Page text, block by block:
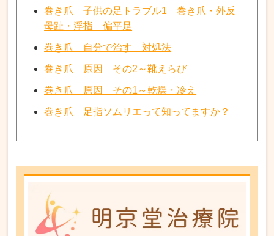
巻き爪 子供の足トラブル1 巻き爪・外反
母趾・浮指 偏平足
巻き爪 自分で治す 対処法
巻き爪 原因 その2～靴えらび
巻き爪 原因 その1～乾燥・冷え
巻き爪 足指ソムリエって知ってますか？